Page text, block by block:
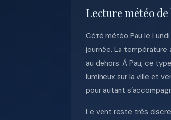
Lecture météo de
Côté météo Pau le
journée. La température
au dehors. À Pau, ce
lumineux sur la ville et
pour autant
Le vent reste très